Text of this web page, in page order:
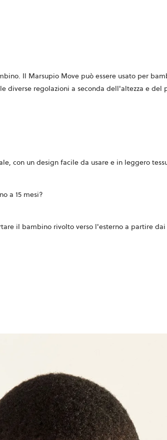
Il Marsupio Move può essere usato per
diverse regolazioni a seconda dell'altezza e del
con un design facile da usare e in leggero
a 15 mesi?
il bambino rivolto verso l'esterno a partire